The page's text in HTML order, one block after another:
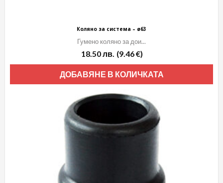
Коляно за система – ø63
Гумено коляно за дои...
18.50лв. (9.46 €)
ДОБАВЯНЕ В КОЛИЧКАТА